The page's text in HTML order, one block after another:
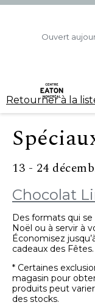
Ouvert
vendredi
Retourner à la
13 - 24
Chocolat
Des formats qui
Noël ou à servir à
Économisez
cadeaux des Fêtes.
* Certaines
magasin pour
produits peut
des stocks.